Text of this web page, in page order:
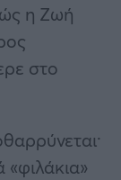
η Ζωή
στο